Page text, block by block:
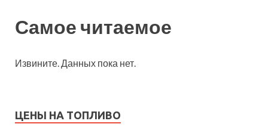
Самое читаемое
Извините. Данных пока нет.
ЦЕНЫ НА ТОПЛИВО